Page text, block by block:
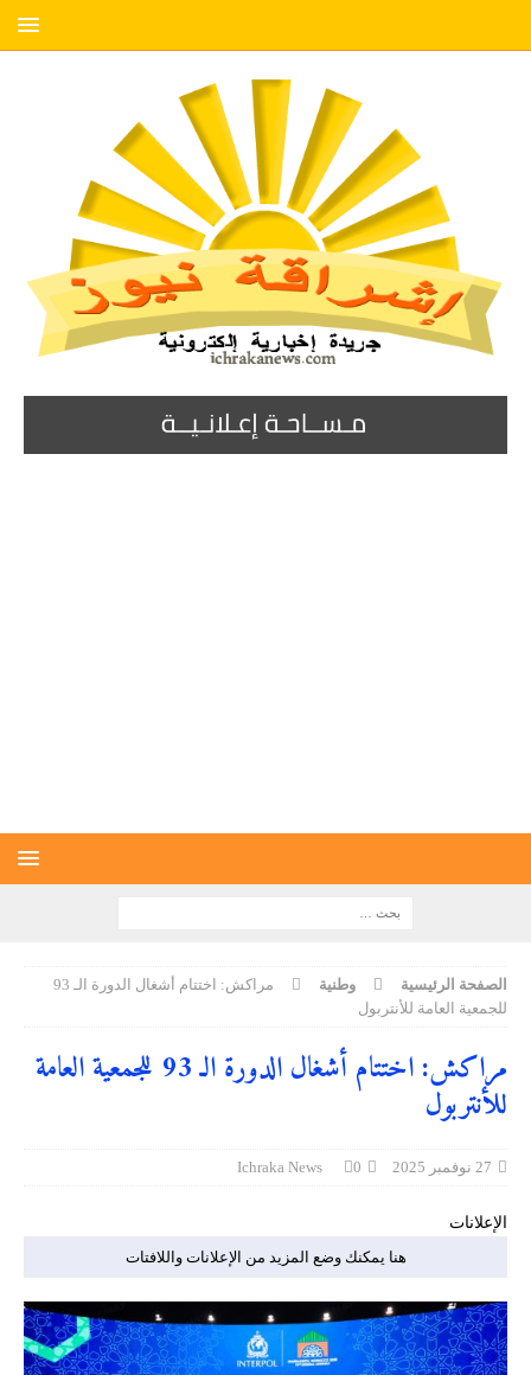
الصفحة الرئيسية وطنية
مراكش: اختتام أشغال الدورة الـ 93
للجمعية العامة للأنتربول
مراكش: اختتام أشغال الدورة الـ 93 للجمعية العامة
للأنتربول
27 نوفمبر 2025 Ichraka News 0
الإعلانات
هنا يمكنك وضع المزيد من الإعلانات واللافتات